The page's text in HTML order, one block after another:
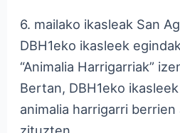
6. mailako ikasleak San
DBH1eko ikasleek
“Animalia Harrigarriak”
Bertan, DBH1eko
animalia harrigarri